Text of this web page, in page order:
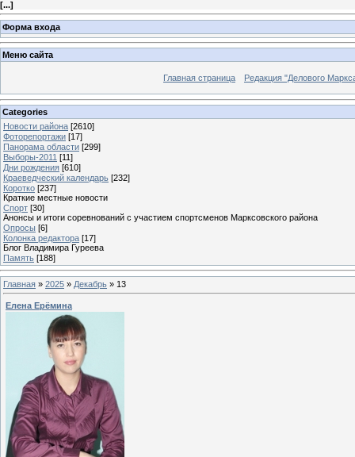
[...]
Форма входа
Меню сайта
Главная страница Редакция "Делового
Categories
Новости района [2610]
Фоторепортажи [17]
Панорама области [299]
Выборы-2011 [11]
Дни рождения [610]
Краеведческий календарь [232]
Коротко [237]
Краткие местные новости
Спорт [30]
Анонсы и итоги соревнований с участием спортсменов Марксовского района
Опросы [6]
Колонка редактора [17]
Блог Владимира Гуреева
Память [188]
Главная » 2025 » Декабрь » 13
Елена Ерёмина